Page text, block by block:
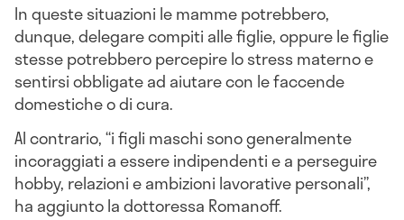
In queste situazioni le mamme potrebbero,
dunque, delegare compiti alle figlie, oppure le figlie
stesse potrebbero percepire lo stress materno e
sentirsi obbligate ad aiutare con le faccende
domestiche o di cura.
Al contrario, “i figli maschi sono generalmente
incoraggiati a essere indipendenti e a perseguire
hobby, relazioni e ambizioni lavorative personali”,
ha aggiunto la dottoressa Romanoff.